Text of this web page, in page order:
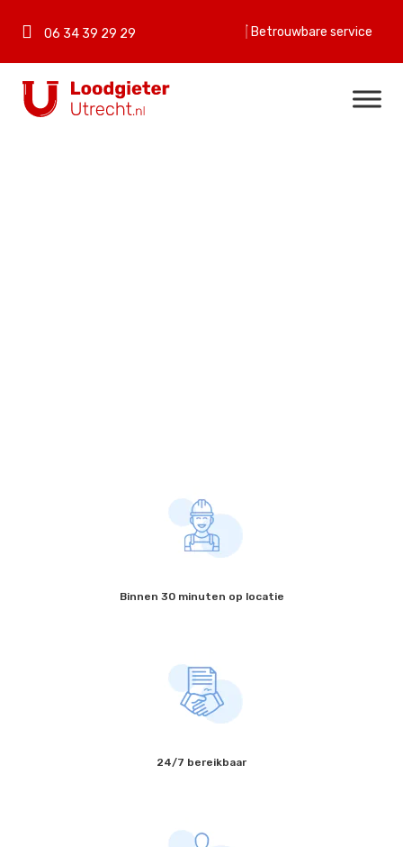
06 34 39 29 29 Betrouwbare service
Binnen 30 minuten op locatie
24/7 bereikbaar